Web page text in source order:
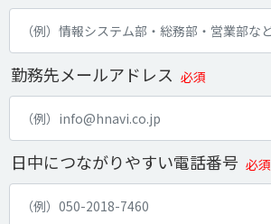
勤務先メールアドレス 必須
日中につながりやすい電話番号 必須